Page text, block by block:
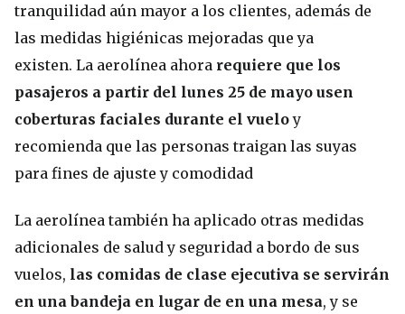
tranquilidad aún mayor a los clientes, además de
las medidas higiénicas mejoradas que ya
existen. La aerolínea ahora requiere que los
pasajeros a partir del lunes 25 de mayo usen
coberturas faciales durante el vueloy
recomienda que las personas traigan las suyas
para fines de ajuste y comodidad
La aerolínea también ha aplicado otras medidas
adicionales de salud y seguridad a bordo de sus
vuelos, las comidas de clase ejecutiva se servirán
en una bandeja en lugar de en una mesa, y se